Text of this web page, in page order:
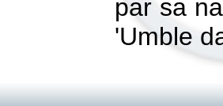
par sa
'Umble